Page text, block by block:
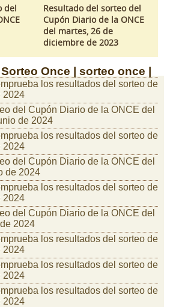
del
Resultado del sorteo del
Cupón Diario de la ONCE
del martes, 26 de
diciembre de 2023
Sorteo Once | sorteo once |
los resultados del sorteo de
2024
del Cupón Diario de la ONCE del
de 2024
los resultados del sorteo de
2024
del Cupón Diario de la ONCE del
de 2024
los resultados del sorteo de
2024
del Cupón Diario de la ONCE del
2024
los resultados del sorteo de
2024
los resultados del sorteo de
2024
los resultados del sorteo de
2024